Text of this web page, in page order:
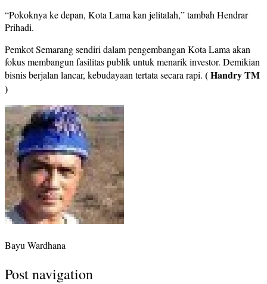
“Pokoknya ke depan, Kota Lama kan jelitalah,” tambah Hendrar
Prihadi.
Pemkot Semarang sendiri dalam pengembangan Kota Lama akan
fokus membangun fasilitas publik untuk menarik investor. Demikian
bisnis berjalan lancar, kebudayaan tertata secara rapi. ( Handry TM
)
Bayu Wardhana
Post navigation